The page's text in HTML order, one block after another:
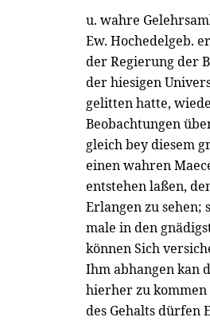
u. wahre
Ew. Hochedelgeb.
der Regierung der
der hiesigen
gelitten hatte,
Beobachtungen
gleich bey diesem
einen wahren
entstehen laßen,
Erlangen zu sehen;
male in den
können Sich
Ihm abhangen kan
hierher zu
des Gehalts dürfen